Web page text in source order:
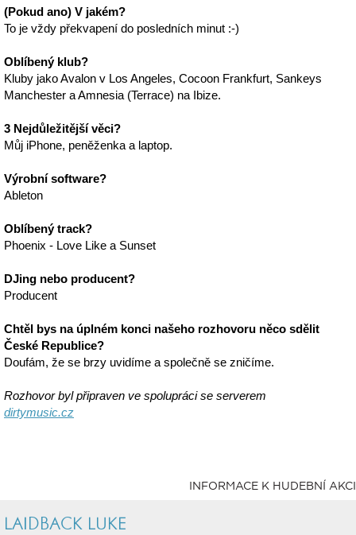
(Pokud ano) V jakém?
To je vždy překvapení do posledních minut :-)
Oblíbený klub?
Kluby jako Avalon v Los Angeles, Cocoon Frankfurt, Sankeys
Manchester a Amnesia (Terrace) na Ibize.
3 Nejdůležitější věci?
Můj iPhone, peněženka a laptop.
Výrobní software?
Ableton
Oblíbený track?
Phoenix - Love Like a Sunset
DJing nebo producent?
Producent
Chtěl bys na úplném konci našeho rozhovoru něco sdělit
České Republice?
Doufám, že se brzy uvidíme a společně se zničíme.
Rozhovor byl připraven ve spolupráci se serverem
dirtymusic.cz
INFORMACE K HUDEBNÍ AKCI
LAIDBACK LUKE